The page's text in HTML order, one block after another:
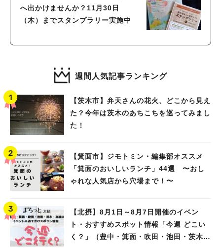
へ出かけませんか？11月30日
（木）までスタンプラリー実施中
週間人気記事ランキング
【茨木市】弁天さんの花火、どこから見え
た？今年は茨木のあちこちを巡ってみまし
た！
【箕面市】ジモトミン・編集部オススメ
「箕面のおいしいランチ」44選 〜おし
ゃれな人気店から穴場まで！〜
【北摂】8月1日～8月7日開催のイベン
ト・おすすめスポット情報「今週 どこい
く？」（豊中・箕面・吹田・池田・茨木・